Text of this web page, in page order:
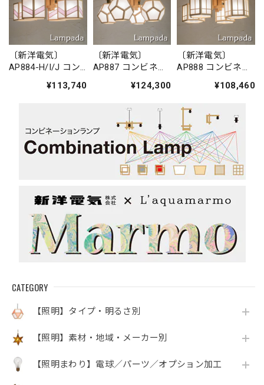
CATEGORY
【照明】タイプ・明るさ別
【照明】素材・地域・メーカー別
【照明まわり】電球／パーツ／オプション加工
〔新洋電気〕
AP884-H/I/J コン
プ／シャンデリ
¥113,740
〔新洋電気〕
AP887 コンビネー
ャンデリア 求
¥124,300
〔新洋電気〕
AP888 コンビネー
ャンデリア 柚
yuu
¥108,460